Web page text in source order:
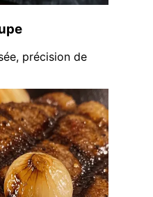
précision de